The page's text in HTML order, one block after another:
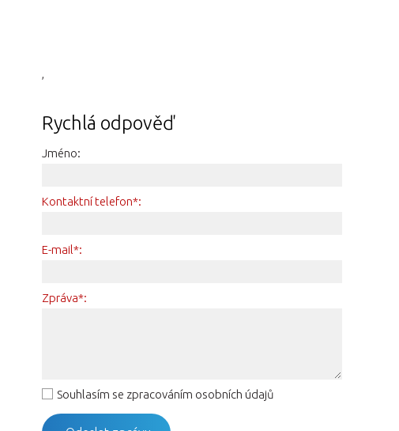
Rychlá odpověď
Jméno:
Kontaktní telefon*:
E-mail*:
Zpráva*:
Souhlasím se zpracováním osobních údajů